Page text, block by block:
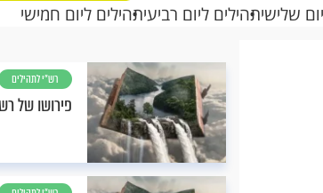
שלישיתהילים ליום רביעיתהילים ליום חמישי
רש"י לתהילים
פירושו של